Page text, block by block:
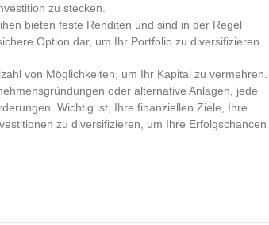
zu stecken.
bieten feste Renditen und sind in der Regel
Option dar, um Ihr Portfolio zu diversifizieren.
von Möglichkeiten, um Ihr Kapital zu vermehren.
oder alternative Anlagen, jede
Wichtig ist, Ihre finanziellen Ziele, Ihre
zu diversifizieren, um Ihre Erfolgschancen